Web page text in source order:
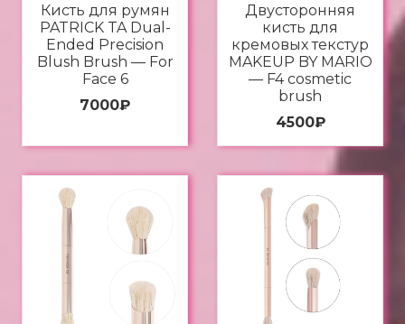
Кисть для румян
PATRICK TA Dual-
Ended Precision
Blush Brush — For
Face 6
7000₽
Двусторонняя
кисть для
кремовых текстур
MAKEUP BY MARIO
— F4 cosmetic
brush
4500₽